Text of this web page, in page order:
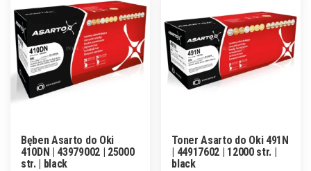
Bęben Asarto do Oki
410DN | 43979002 | 25000
str. | black
Toner Asarto do Oki 491N
| 44917602 | 12000 str. |
black